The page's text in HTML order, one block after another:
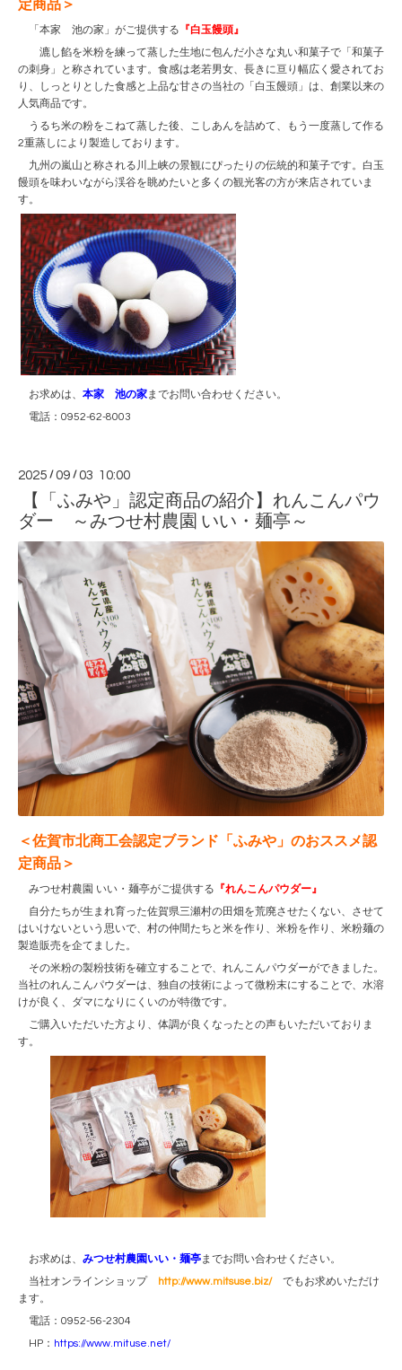
定商品＞
「本家 池の家」がご提供する 『白玉饅頭』
漉し餡を米粉を練って蒸した生地に包んだ小さな丸い和菓子で「和菓子
の刺身」と称されています。食感は老若男女、長きに亘り幅広く愛されてお
り、しっとりとした食感と上品な甘さの当社の「白玉饅頭」は、創業以来の
人気商品です。
うるち米の粉をこねて蒸した後、こしあんを詰めて、もう一度蒸して作る
2重蒸しにより製造しております。
九州の嵐山と称される川上峡の景観にぴったりの伝統的和菓子です。白玉
饅頭を味わいながら渓谷を眺めたいと多くの観光客の方が来店されていま
す。
お求めは、 本家 池の家までお問い合わせください。
電話：0952-62-8003
2025 /09 /03 10:00
【「ふみや」認定商品の紹介】れんこんパウ
ダー ～みつせ村農園 いい・麺亭～
＜佐賀市北商工会認定ブランド「ふみや」のおススメ認
定商品＞
みつせ村農園 いい・麺亭がご提供する 『れんこんパウダー』
自分たちが生まれ育った佐賀県三瀬村の田畑を荒廃させたくない、させて
はいけないという思いで、村の仲間たちと米を作り、米粉を作り、米粉麺の
製造販売を企てました。
その米粉の製粉技術を確立することで、れんこんパウダーができました。
当社のれんこんパウダーは、独自の技術によって微粉末にすることで、水溶
けが良く、ダマになりにくいのが特徴です。
ご購入いただいた方より、体調が良くなったとの声もいただいておりま
す。
お求めは、 みつせ村農園いい・麺亭までお問い合わせください。
当社オンラインショップ
http://www.mitsuse.biz/でもお求めいただけ
ます。
電話：0952-56-2304
HP： https://www.mituse.net/